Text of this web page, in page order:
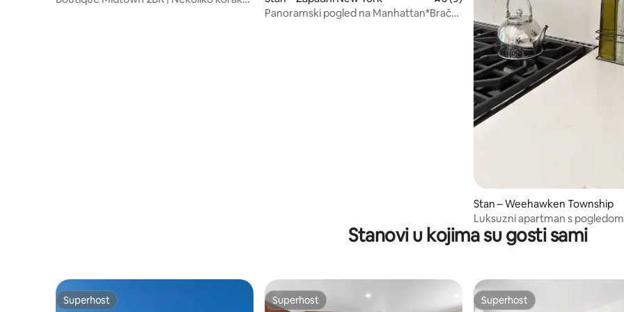
Panoramski pogled na Manhattan*Bračni
Stan – Weehawken Township
Luksuzni apartman s
Manhattan |Parking|10 minuta
Yorka
Stanovi u kojima su gosti sami
Superhost
Superhost Superhost
Superhost Superhost
Superhost